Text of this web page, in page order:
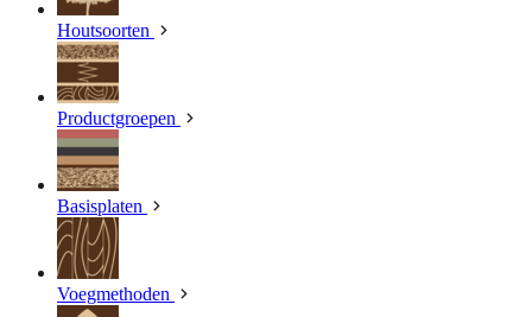
Houtsoorten
Productgroepen
Basisplaten
Voegmethoden